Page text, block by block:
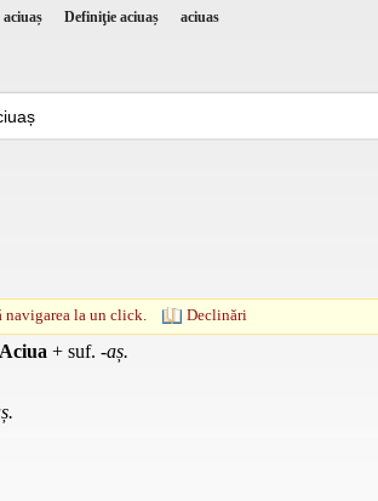
aciuaș Definiţie aciuaș aciuas
navigarea la un click. Declinări
Aciua + suf. -aș.